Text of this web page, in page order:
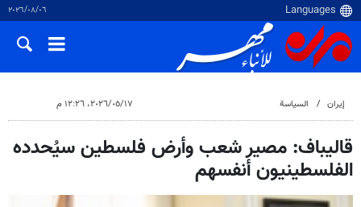
٠٦‏/٠٨‏/٢٠٢٦
إيران السياسة ١٧‏/٠٥‏/٢٠٢٦، ١٢:٢٦ م
قاليباف: مصير شعب وأرض فلسطين سيُحدده
الفلسطينيون أنفسهم